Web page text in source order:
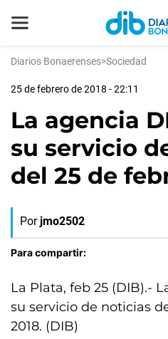
Diarios Bonaerenses>Sociedad
25 de febrero de 2018 - 22:11
La agencia
su servicio
del 25 de
Por jmo2502
Para compartir:
La Plata, feb 25 (DIB).-
su servicio de noticias
2018. (DIB)